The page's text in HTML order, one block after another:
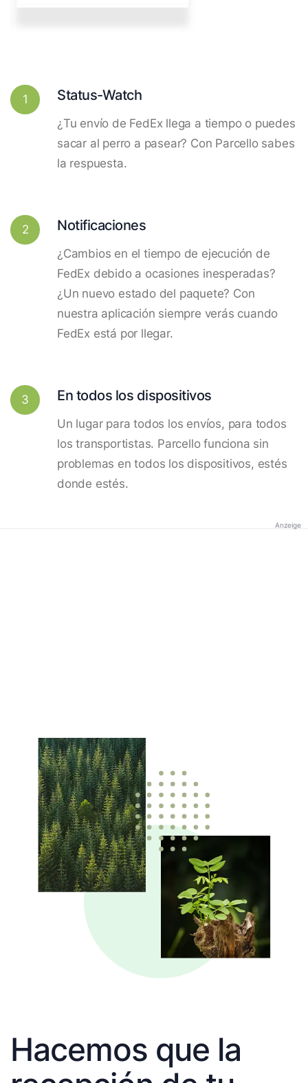
1 Status-Watch
¿Tu envío de FedEx llega a tiempo o puedes
sacar al perro a pasear? Con Parcello sabes
la respuesta.
2 Notificaciones
¿Cambios en el tiempo de ejecución de
FedEx debido a ocasiones inesperadas?
¿Un nuevo estado del paquete? Con
nuestra aplicación siempre verás cuando
FedEx está por llegar.
3 En todos los dispositivos
Un lugar para todos los envíos, para todos
los transportistas. Parcello funciona sin
problemas en todos los dispositivos, estés
donde estés.
Anzeige
Hacemos que la